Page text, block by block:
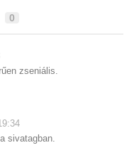
0
zseniális.
sivatagban.